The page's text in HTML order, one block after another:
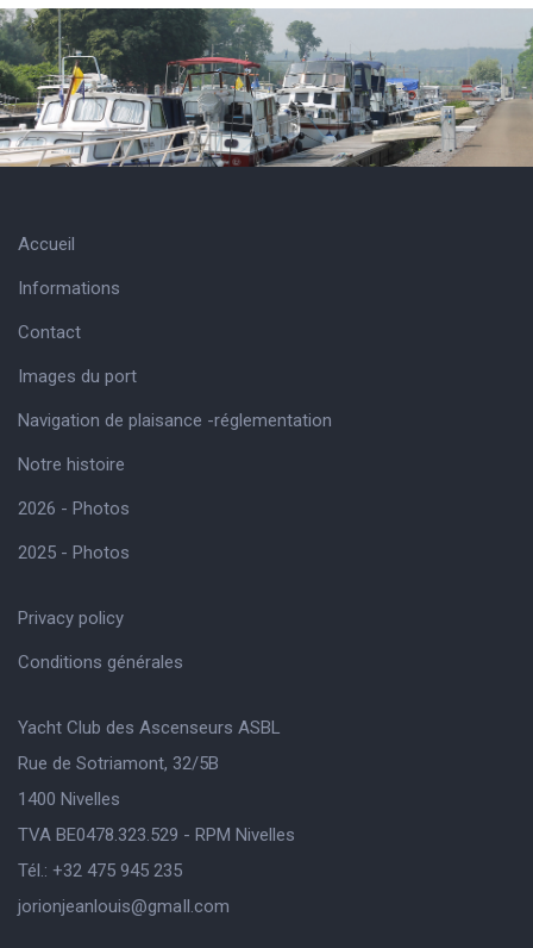
Accueil
Informations
Contact
Images du port
Navigation de plaisance -réglementation
Notre histoire
2026 - Photos
2025 - Photos
Privacy policy
Conditions générales
Yacht Club des Ascenseurs ASBL
Rue de Sotriamont, 32/5B
1400 Nivelles
TVA BE0478.323.529 - RPM Nivelles
Tél.: +32 475 945 235
jorionjeanlouis@gmaIl.com